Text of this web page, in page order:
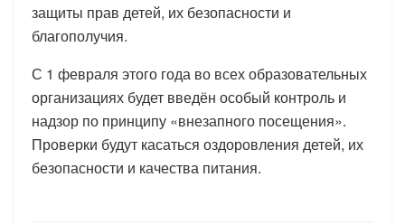
защиты прав детей, их безопасности и
благополучия.
С 1 февраля этого года во всех образовательных
организациях будет введён особый контроль и
надзор по принципу «внезапного посещения».
Проверки будут касаться оздоровления детей, их
безопасности и качества питания.